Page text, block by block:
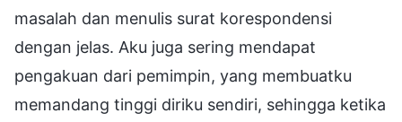
masalah dan menulis surat korespondensi
dengan jelas. Aku juga sering mendapat
pengakuan dari pemimpin, yang membuatku
memandang tinggi diriku sendiri, sehingga ketika